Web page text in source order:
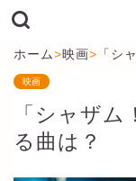
ホーム>映画> 「シ
映画
「シャザ
る曲は？